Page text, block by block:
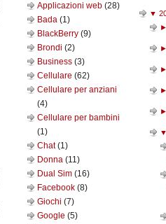
Applicazioni web (28)
Bada (1)
BlackBerry (9)
Brondi (2)
Business (3)
Cellulare (62)
Cellulare per anziani
(4)
Cellulare per bambini
(1)
Chat(1)
Donna (11)
Dual Sim (16)
Facebook (8)
Giochi (7)
Google (5)
▼
►
►
►
►
►
▼